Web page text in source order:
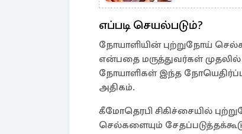
எப்படி செயல்படும்?
நோயாளியின் புற்றுநோய்
என்பதை மருத்துவர்கள்
நோயாளிகள் இந்த
அதிகம்.
கீமோதெரபி சிகிச்சையில்
செல்களையும்